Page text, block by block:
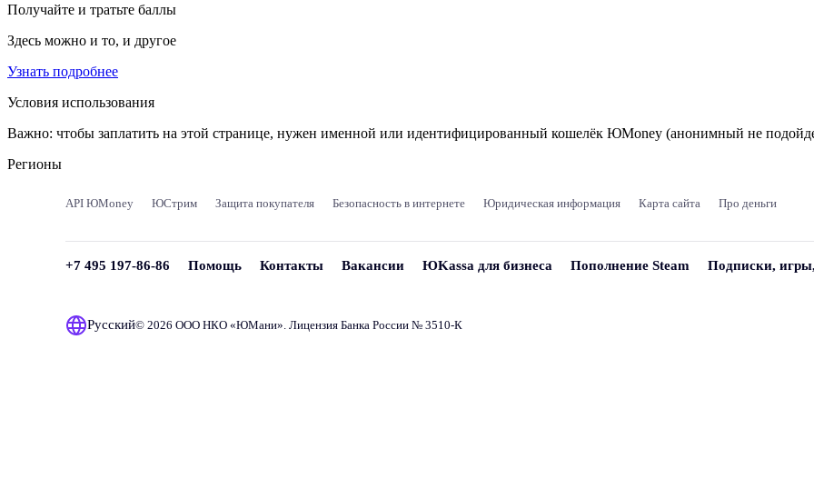
Получайте и тратьте баллы
Здесь можно и то, и другое
Узнать подробнее
Условия использования
Важно: чтобы заплатить на этой странице, нужен именной или идентифицированный кошелёк ЮMoney (анонимный не
Регионы
API ЮMoney ЮСтрим Защита покупателя Безопасность в интернете Юридическая информация Карта сайта Про деньги
+7 495 197-86-86 Помощь Контакты Вакансии ЮKassa для бизнеса Пополнение Steam Подписки,
Русский© 2026 ООО НКО «ЮМани». Лицензия Банка России № 3510‑К